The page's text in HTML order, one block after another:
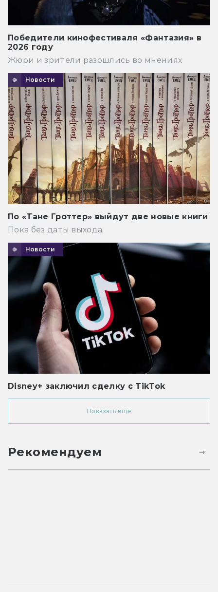
Победители кинофестиваля «Фантазия» в
2026 году
Жюри и зрители разошлись во мнениях
Новости
По «Тане Гроттер» выйдут две новые книги
Пока без даты выхода.
Новости
Disney+ заключил сделку с TikTok
Показать ещё
Рекомендуем